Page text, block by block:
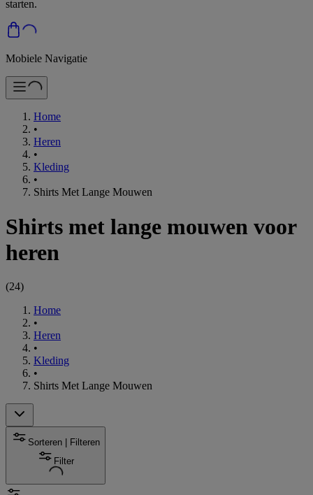
starten.
Mobiele Navigatie
Home
•
Heren
•
Kleding
•
Shirts Met Lange Mouwen
Shirts met lange mouwen voor
heren
(24)
Home
•
Heren
•
Kleding
•
Shirts Met Lange Mouwen
Sorteren | Filteren
Filter